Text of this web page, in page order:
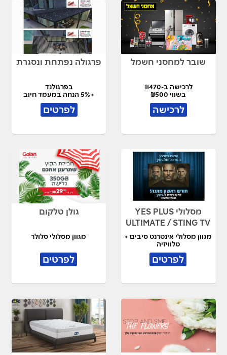
שובר למחסני חשמל
לרכישה ב-₪470
בשווי ₪500
לרכישה
פרגולה נפתחת ונסגרת
בפרגולנד
+5% הנחה במעמד חיוב
לפרטים
מסלולי YES PLUS
ULTIMATE / STING TV
מגוון מסלולי אינטרנט סיבים +
טלוויזיה
לפרטים
גולן טלקום
מגוון מסלולי סלולר
לפרטים